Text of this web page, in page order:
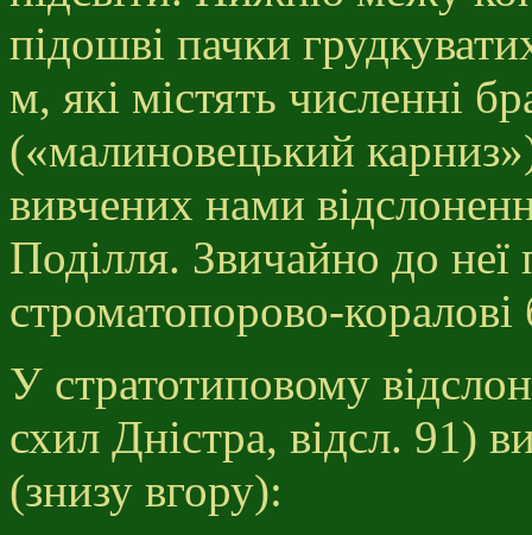
підошві пачки
м, які містять численні
(«малиновецький
вивчених нами
Поділля. Звичайно до неї
строматопорово-коралові
У стратотиповому
схил Дністра, відсл. 91)
(знизу вгору):